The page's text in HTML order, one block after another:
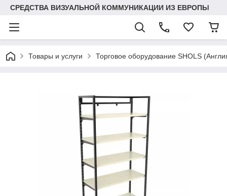
СРЕДСТВА ВИЗУАЛЬНОЙ КОММУНИКАЦИИ ИЗ ЕВРОПЫ
Товары и услуги Торговое оборудование SHOLS